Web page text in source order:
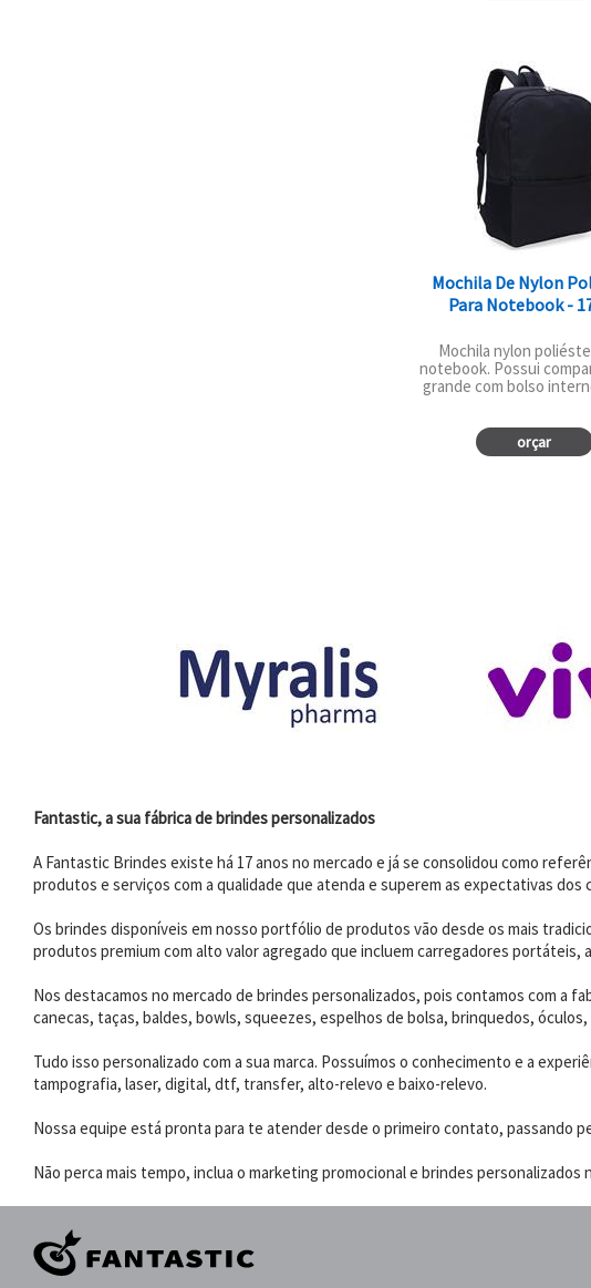
Mochila De Nylon
Para Notebook -
Mochila nylon
notebook. Possui
grande com bolso
orçar
Fantastic, a sua fábrica de brindes personalizados
A Fantastic Brindes existe há 17 anos no mercado e já se consolidou como
produtos e serviços com a qualidade que atenda e superem as expectativas
Os brindes disponíveis em nosso portfólio de produtos vão desde os mais
produtos premium com alto valor agregado que incluem carregadores portáteis,
Nos destacamos no mercado de brindes personalizados, pois contamos com a
canecas, taças, baldes, bowls, squeezes, espelhos de bolsa, brinquedos,
Tudo isso personalizado com a sua marca. Possuímos o conhecimento e a
tampografia, laser, digital, dtf, transfer, alto-relevo e baixo-relevo.
Nossa equipe está pronta para te atender desde o primeiro contato, passando
Não perca mais tempo, inclua o marketing promocional e brindes